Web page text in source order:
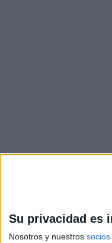
Su privacidad es
Nosotros y nuestros socios